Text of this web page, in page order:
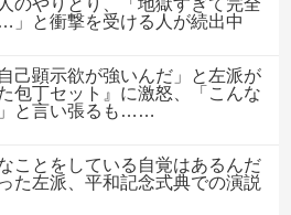
のやりとり、「地獄すぎて完全
と衝撃を受ける人が続出中
己顕示欲が強いんだ」と左派が
包丁セット』に激怒、「こんな
と言い張るも……
ことをしている自覚はあるんだ
た左派、平和記念式典での演説